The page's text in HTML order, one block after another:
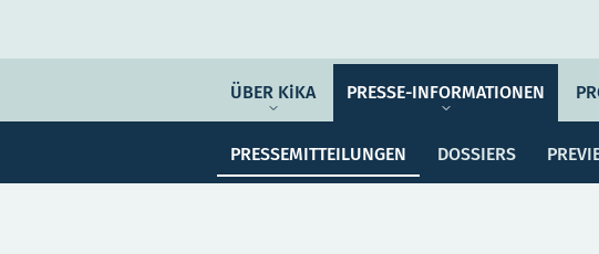
ÜBER KiKA PRESSE-INFORMATIONEN
PRESSEMITTEILUNGEN DOSSIERS
Organisation Auftrag &
PRESSE-INFORMATIONEN
PROGRAMM-INFORMATIONEN